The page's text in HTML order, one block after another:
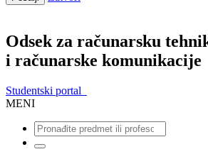
Odsek za računarsku
i računarske komunikacije
Studentski portal
MENI